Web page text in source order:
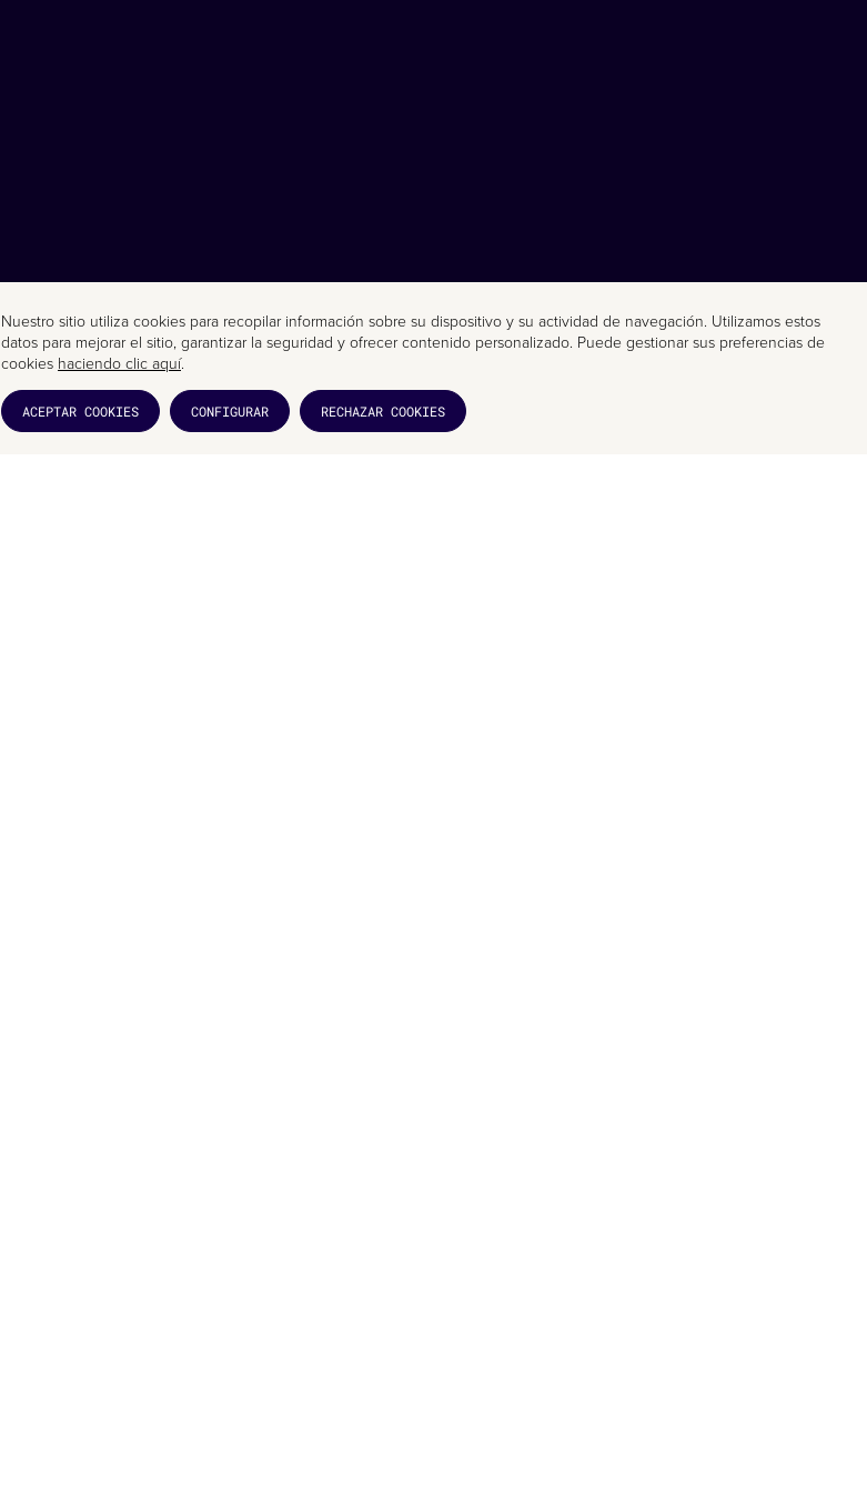
Nuestro sitio utiliza cookies para recopilar información sobre su dispositivo y su actividad de navegación. Utilizamos estos
datos para mejorar el sitio, garantizar la seguridad y ofrecer contenido personalizado. Puede gestionar sus preferencias de
cookies haciendo clic aquí.
ACEPTAR COOKIES CONFIGURAR RECHAZAR COOKIES